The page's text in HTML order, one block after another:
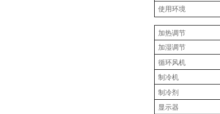
使用环境
加热调节
加湿调节
循环风机
制冷机
制冷剂
显示器